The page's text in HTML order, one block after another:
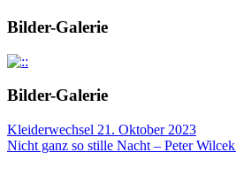
Bilder-Galerie
Bilder-Galerie
Kleiderwechsel 21. Oktober 2023
Nicht ganz so stille Nacht – Peter